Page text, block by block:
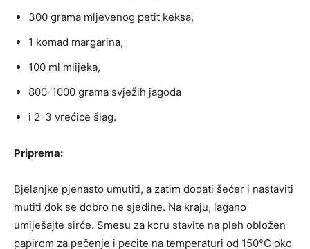
300 grama mljevenog petit keksa,
1 komad margarina,
100 ml mlijeka,
800-1000 grama svježih jagoda
i 2-3 vrećice šlag.
Priprema:
Bjelanjke pjenasto umutiti, a zatim dodati šećer i nastaviti
mutiti dok se dobro ne sjedine. Na kraju, lagano
umiješajte sirće. Smesu za koru stavite na pleh obložen
papirom za pečenje i pecite na temperaturi od 150°C oko